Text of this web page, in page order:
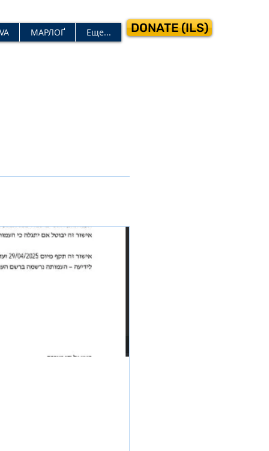
МАРЛОҐ Еще... DONATE (ILS)